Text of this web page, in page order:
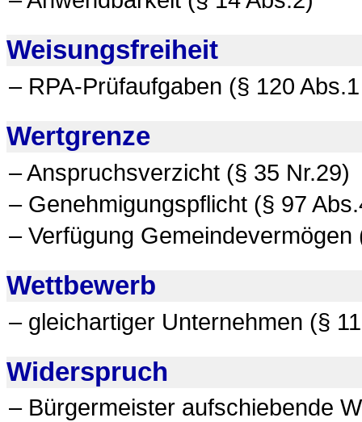
Weisungsfreiheit
– RPA-Prüfaufgaben (§ 120
Wertgrenze
– Anspruchsverzicht (§ 35 Nr.29)
– Genehmigungspflicht (§ 97
– Verfügung Gemeindevermögen
Wettbewerb
– gleichartiger Unternehmen (§
Widerspruch
– Bürgermeister aufschiebende